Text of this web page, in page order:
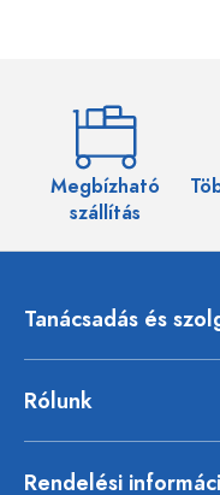
Megbízható
szállítás
Tanácsadás és
Rólunk
Rendelési